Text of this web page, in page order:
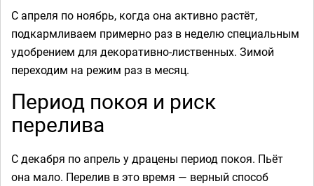
С апреля по ноябрь, когда она активно растёт,
подкармливаем примерно раз в неделю специальным
удобрением для декоративно-лиственных. Зимой
переходим на режим раз в месяц.
Период покоя и риск
перелива
С декабря по апрель у драцены период покоя. Пьёт
она мало. Перелив в это время — верный способ